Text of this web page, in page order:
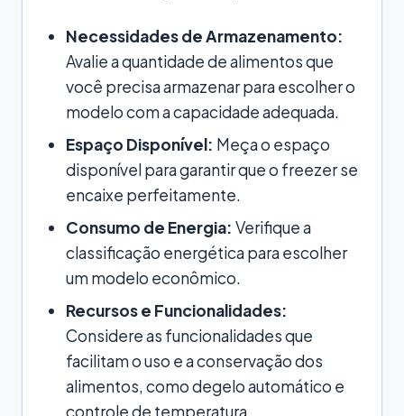
Necessidades de Armazenamento:
Avalie a quantidade de alimentos que
você precisa armazenar para escolher o
modelo com a capacidade adequada.
Espaço Disponível: Meça o espaço
disponível para garantir que o freezer se
encaixe perfeitamente.
Consumo de Energia: Verifique a
classificação energética para escolher
um modelo econômico.
Recursos e Funcionalidades:
Considere as funcionalidades que
facilitam o uso e a conservação dos
alimentos, como degelo automático e
controle de temperatura.